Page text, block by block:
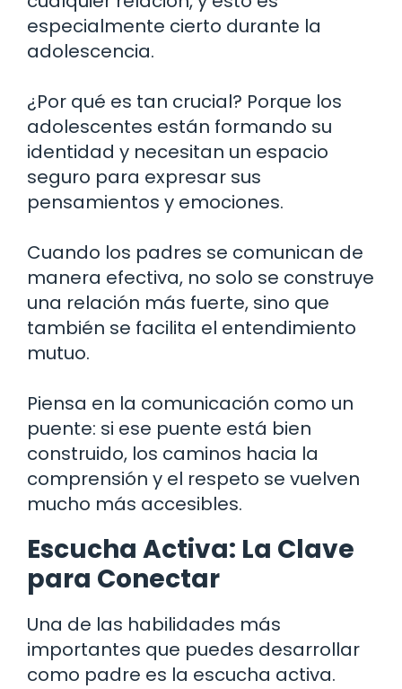
especialmente cierto durante la
adolescencia.
¿Por qué es tan crucial? Porque los
adolescentes están formando su
identidad y necesitan un espacio
seguro para expresar sus
pensamientos y emociones.
Cuando los padres se comunican de
manera efectiva, no solo se construye
una relación más fuerte, sino que
también se facilita el entendimiento
mutuo.
Piensa en la comunicación como un
puente: si ese puente está bien
construido, los caminos hacia la
comprensión y el respeto se vuelven
mucho más accesibles.
Escucha Activa: La Clave
para Conectar
Una de las habilidades más
importantes que puedes desarrollar
como padre es la escucha activa.